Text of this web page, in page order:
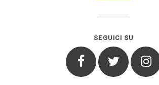
SEGUICI SU
Facebook Twitter